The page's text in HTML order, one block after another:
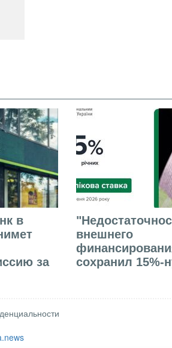
в
за
внешнего
сохранил 15%-